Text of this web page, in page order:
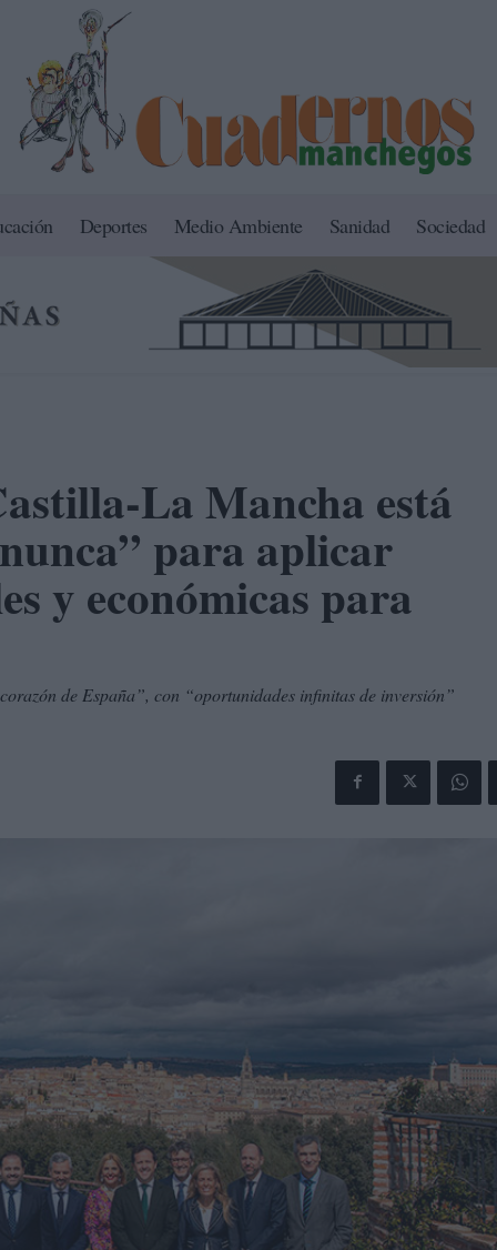
Deportes Medio Ambiente Sanidad Sociedad
La Mancha está
para aplicar
y económicas para
de España”, con “oportunidades infinitas de inversión”